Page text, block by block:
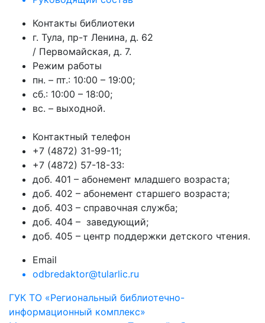
Контакты библиотеки
г. Тула, пр-т Ленина, д. 62
/ Первомайская, д. 7.
Режим работы
пн. – пт.: 10:00 – 19:00;
сб.: 10:00 – 18:00;
вс. – выходной.
Контактный телефон
+7 (4872) 31-99-11;
+7 (4872) 57-18-33:
доб. 401 – абонемент младшего возраста;
доб. 402 – абонемент старшего возраста;
доб. 403 – справочная служба;
доб. 404 – заведующий;
доб. 405 – центр поддержки детского чтения.
Email
odbredaktor@tularlic.ru
ГУК ТО «Региональный библиотечно-
информационный комплекс»